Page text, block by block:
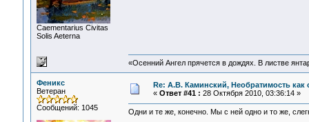
Сaementarius Civitas
Solis Aeterna
«Осенний Ангел прячется в дождях. В листве
Феникс
Ветеран
Сообщений: 1045
Re: А.В. Каминский, Необратимость как
« Ответ #41 : 28 Октября 2010, 03:36:14 »
Одни и те же, конечно. Мы с ней одно и то же,